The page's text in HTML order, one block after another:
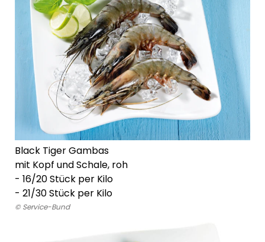
Black Tiger Gambas
mit Kopf und Schale, roh
- 16/20 Stück per Kilo
- 21/30 Stück per Kilo
© Service-Bund